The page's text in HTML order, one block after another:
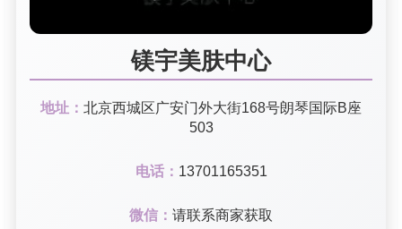
镁宇美肤中心
地址： 北京西城区广安门外大街168号朗琴国际B座
503
电话： 13701165351
微信： 请联系商家获取